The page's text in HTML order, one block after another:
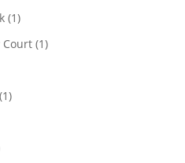
(1)
Court(1)